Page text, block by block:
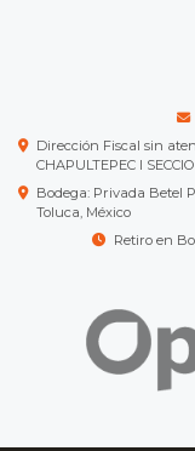
Dirección Fiscal sin
CHAPULTEPEC I
Bodega: Privada Betel
Toluca, México
Retiro en